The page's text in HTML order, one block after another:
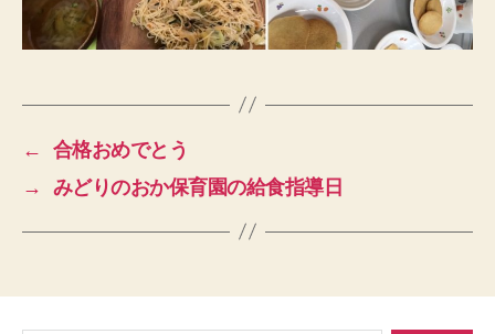
←
合格おめでとう
→
みどりのおか保育園の給食指導日